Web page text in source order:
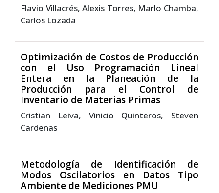
Flavio Villacrés, Alexis Torres, Marlo Chamba,
Carlos Lozada
Optimización de Costos de Producción
con el Uso Programación Lineal
Entera en la Planeación de la
Producción para el Control de
Inventario de Materias Primas
Cristian Leiva, Vinicio Quinteros, Steven
Cardenas
Metodología de Identificación de
Modos Oscilatorios en Datos Tipo
Ambiente de Mediciones PMU